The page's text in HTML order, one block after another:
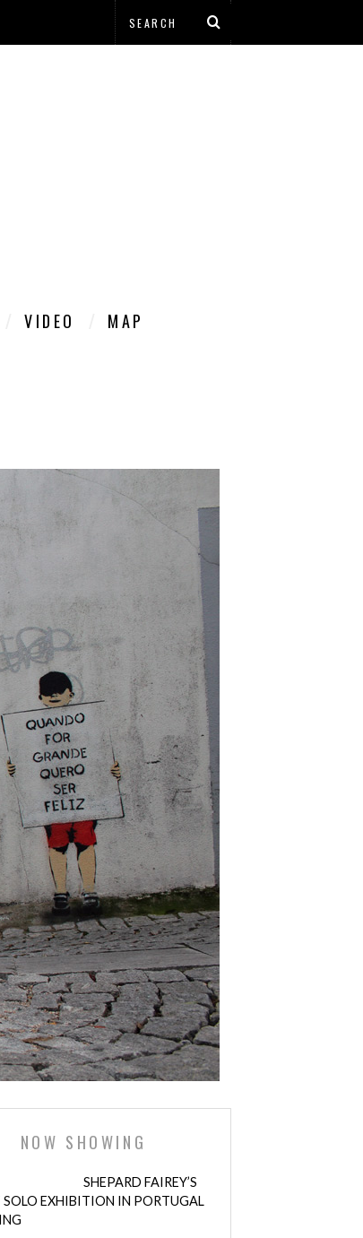
VIDEO MAP
NOW SHOWING
SHEPARD FAIREY’S
SOLO EXHIBITION IN PORTUGAL